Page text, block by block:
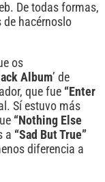
De todas formas,
de hacérnoslo
os
Album’ de
que fue “Enter
Sí estuvo más
“Nothing Else
a “Sad But True”
diferencia a